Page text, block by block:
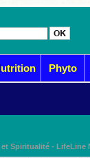
Phyto
Spiritualité - LifeLine